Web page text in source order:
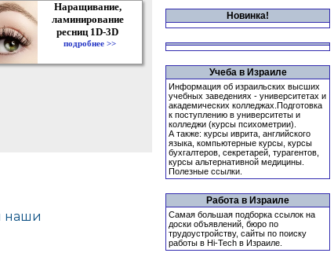
Наращивание,
ламинирование
ресниц 1D-3D
подробнее >>
Новинка!
Учеба в Израиле
Информация об израильских высших
учебных заведениях - университетах и
академических колледжах.Подготовка
к поступлению в университеты и
колледжи (курсы психометрии).
А также: курсы иврита, английского
языка, компьютерные курсы, курсы
бухгалтеров, секретарей, турагентов,
курсы альтернативной медицины.
Полезные ссылки.
Работа в Израиле
Самая большая подборка ссылок на
доски объявлений, бюро по
трудоустройству, сайты по поиску
работы в Hi-Tech в Израиле.